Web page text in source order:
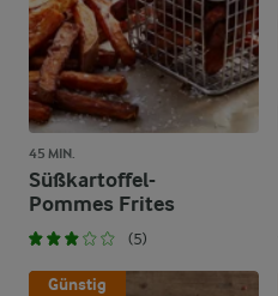
45 MIN.
Süßkartoffel-
Pommes Frites
(5)
Günstig